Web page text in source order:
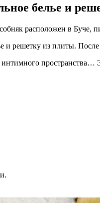
белье и
расположен в Буче,
и решетку из плиты.
пространства…